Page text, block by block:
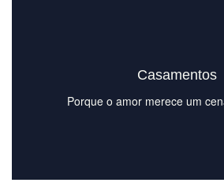
Casamentos
Porque o amor merece um